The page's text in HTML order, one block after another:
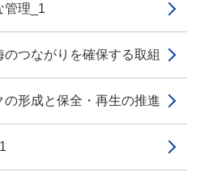
理_1
つながりを確保する取組
形成と保全・再生の推進